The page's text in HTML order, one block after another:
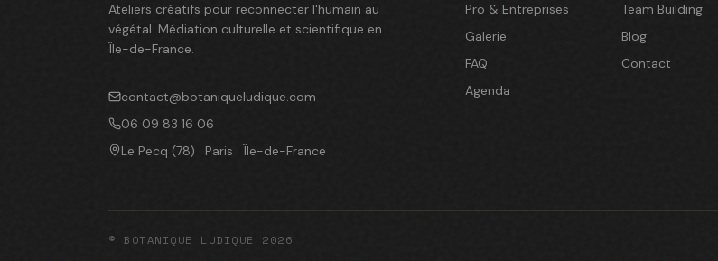
Ateliers créatifs pour reconnecter l'humain au
végétal. Médiation culturelle et scientifique en
Île-de-France.
contact@botaniqueludique.com
06 09 83 16 06
Le Pecq (78) · Paris · Île-de-France
Pro & Entreprises
Team Building
Galerie
Blog
FAQ
Contact
Agenda
© BOTANIQUE LUDIQUE 2026